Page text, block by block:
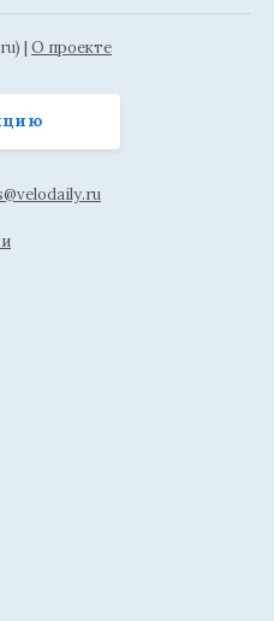
| О проекте